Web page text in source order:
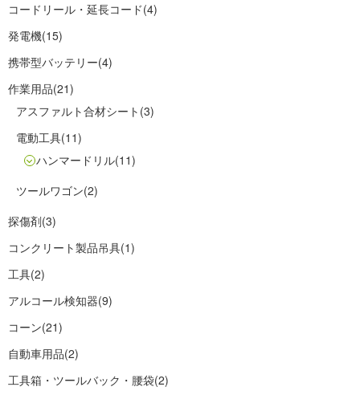
コードリール・延長コード(4)
発電機(15)
携帯型バッテリー(4)
作業用品(21)
アスファルト合材シート (3)
電動工具(11)
ハンマードリル(11)
ツールワゴン(2)
探傷剤(3)
コンクリート製品吊具(1)
工具(2)
アルコール検知器(9)
コーン(21)
自動車用品(2)
工具箱・ツールバック・腰袋(2)